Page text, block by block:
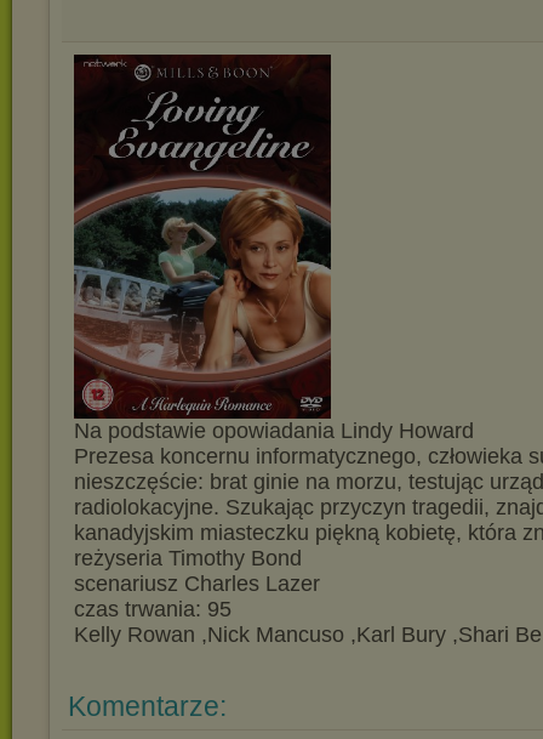
Na podstawie opowiadania Lindy Howard
Prezesa koncernu informatycznego, człowieka
nieszczęście: brat ginie na morzu, testując
radiolokacyjne. Szukając przyczyn tragedii,
kanadyjskim miasteczku piękną kobietę, która
reżyseria Timothy Bond
scenariusz Charles Lazer
czas trwania: 95
Kelly Rowan ,Nick Mancuso ,Karl Bury ,Shari
Komentarze: